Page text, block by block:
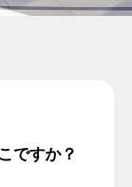
ですか？